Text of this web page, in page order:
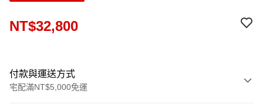
NT$32,800
付款與運送方式
宅配滿NT$5,000免運